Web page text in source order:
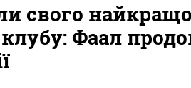
свого
Фаал